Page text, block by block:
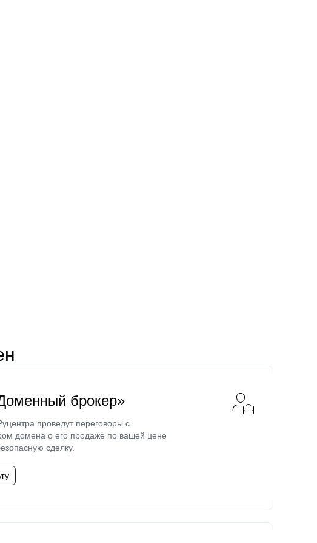
брокер»
проведут переговоры с
домена о его продаже по вашей цене
сделку.